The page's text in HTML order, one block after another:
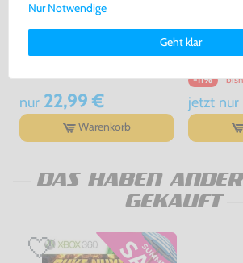
Minecraft
nur22,99 €
Warenkorb
Call of
-11%
jetzt nur
DAS HABEN
GEKAUFT
Weitere Informationen zu den von uns
Deinen Rechten als Nutzer findest Du in
Impressum.
Geht klar
Nur Notwendige